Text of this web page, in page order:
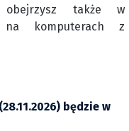
także w
na komputerach z
będzie w